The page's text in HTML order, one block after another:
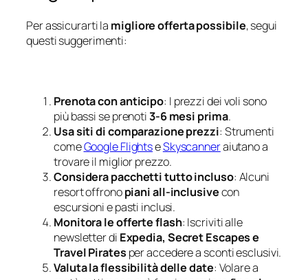
Per assicurarti la migliore offerta possibile, segui
questi suggerimenti:
Prenota con anticipo: I prezzi dei voli sono
più bassi se prenoti3-6 mesi prima.
Usa siti di comparazione prezzi: Strumenti
comeGoogle FlightseSkyscanneraiutano a
trovare il miglior prezzo.
Considera pacchetti tutto incluso: Alcuni
resort offronopiani all-inclusivecon
escursioni e pasti inclusi.
Monitora le offerte flash: Iscriviti alle
newsletter di Expedia, Secret Escapes e
Travel Pirates per accedere a sconti esclusivi.
Valuta la flessibilità delle date: Volare a